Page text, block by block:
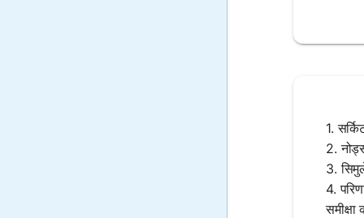
1.
2.
3.
4.
समीक्षा